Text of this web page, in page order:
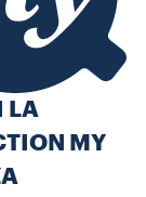
LA
MY